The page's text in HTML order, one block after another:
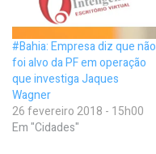
#Bahia: Empresa diz que não
foi alvo da PF em operação
que investiga Jaques
Wagner
26 fevereiro 2018 - 15h00
Em "Cidades"